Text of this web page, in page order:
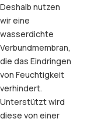
Deshalb nutzen
wir eine
wasserdichte
Verbundmembran,
die das Eindringen
von Feuchtigkeit
verhindert.
Unterstützt wird
diese von einer